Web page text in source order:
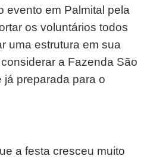
evento em Palmital pela
os voluntários todos
uma estrutura em sua
a Fazenda São
preparada para o
a festa cresceu muito